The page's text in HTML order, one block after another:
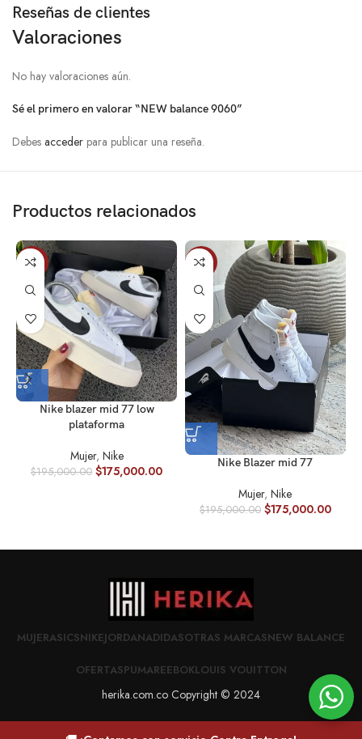
Reseñas de clientes
Valoraciones
No hay valoraciones aún.
Sé el primero en valorar “NEW balance 9060”
Debesacceder para publicar una reseña.
Productos relacionados
-10%
Nike blazer mid 77 low
plataforma
Mujer, Nike
$195,000.00 $175,000.00
-10%
Nike Blazer mid 77
Mujer,Nike
$195,000.00 $175,000.00
MUJERASICSNIKEJORDANADIDASOTRAS MARCASNEW BALANCE
OFERTASPUMAREEBOKLOUIS VOUITTON
herika.com.co Copyright © 2024